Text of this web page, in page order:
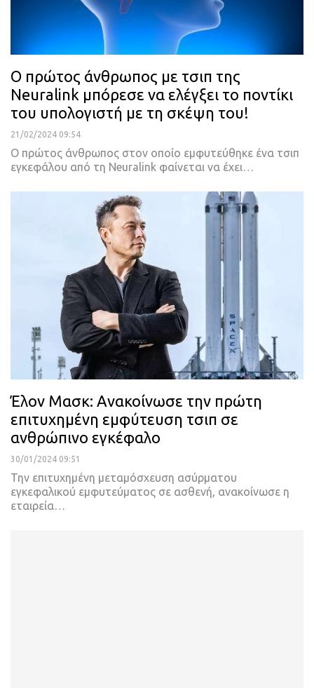
Ο πρώτος άνθρωπος με τσιπ της
Neuralink μπόρεσε να ελέγξει το ποντίκι
του υπολογιστή με τη σκέψη του!
21/02/2024 09:54
Ο πρώτος άνθρωπος στον οποίο εμφυτεύθηκε ένα τσιπ
εγκεφάλου από τη Neuralink φαίνεται να έχει…
Έλον Μασκ: Ανακοίνωσε την πρώτη
επιτυχημένη εμφύτευση τσιπ σε
ανθρώπινο εγκέφαλο
30/01/2024 09:51
Την επιτυχημένη μεταμόσχευση ασύρματου
εγκεφαλικού εμφυτεύματος σε ασθενή, ανακοίνωσε η
εταιρεία…